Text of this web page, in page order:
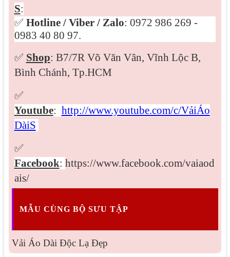
S:
✅ Hotline / Viber / Zalo: 0972 986 269 -
0983 40 80 97.
✅ Shop: B7/7R Võ Văn Vân, Vĩnh Lộc B,
Bình Chánh, Tp.HCM
✅
Youtube: http://www.youtube.com/c/VảiÁo
DàiS
✅
Facebook: https://www.facebook.com/vaiaod
ais/
MẪU CÙNG BỘ SƯU TẬP
Vải Áo Dài Độc Lạ Đẹp